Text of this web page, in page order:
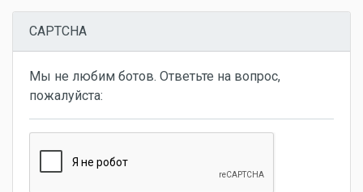
CAPTCHA
Мы не любим ботов. Ответьте на вопрос,
пожалуйста: